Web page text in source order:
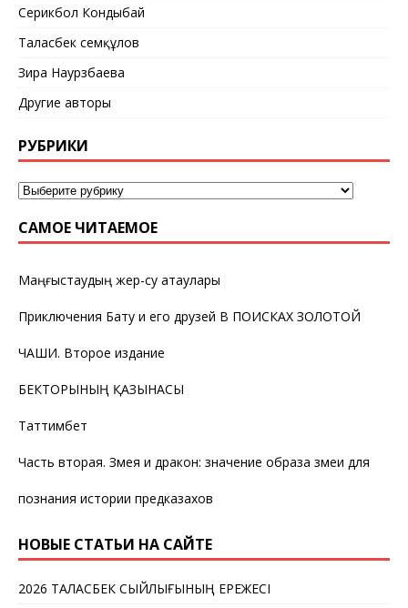
Серикбол Кондыбай
Таласбек Әсемқұлов
Зира Наурзбаева
Другие авторы
РУБРИКИ
САМОЕ ЧИТАЕМОЕ
Маңғыстаудың жер-су атаулары
Приключения Бату и его друзей В ПОИСКАХ ЗОЛОТОЙ
ЧАШИ. Второе издание
БЕКТОРЫНЫҢ ҚАЗЫНАСЫ
Таттимбет
Часть вторая. Змея и дракон: значение образа змеи для
познания истории предказахов
НОВЫЕ СТАТЬИ НА САЙТЕ
2026 ТАЛАСБЕК СЫЙЛЫҒЫНЫҢ ЕРЕЖЕСІ